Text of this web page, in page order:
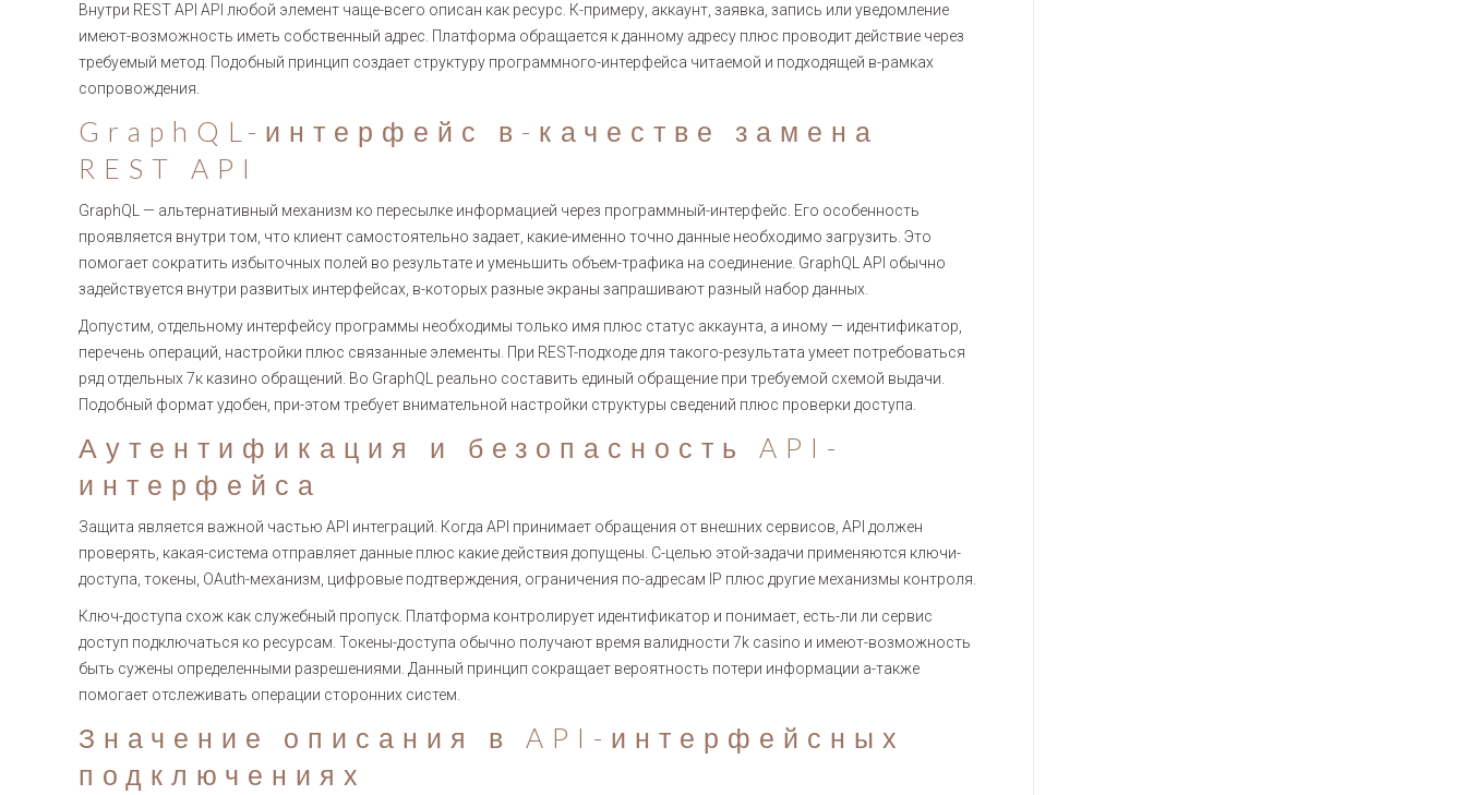
Внутри REST API API любой элемент чаще-всего описан как ресурс. К-примеру, аккаунт, заявка, запись или уведомление
имеют-возможность иметь собственный адрес. Платформа обращается к данному адресу плюс проводит действие через
требуемый метод. Подобный принцип создает структуру программного-интерфейса читаемой и подходящей в-рамках
сопровождения.
GraphQL-интерфейс в-качестве замена
REST API
GraphQL — альтернативный механизм ко пересылке информацией через программный-интерфейс. Его особенность
проявляется внутри том, что клиент самостоятельно задает, какие-именно точно данные необходимо загрузить. Это
помогает сократить избыточных полей во результате и уменьшить объем-трафика на соединение. GraphQL API обычно
задействуется внутри развитых интерфейсах, в-которых разные экраны запрашивают разный набор данных.
Допустим, отдельному интерфейсу программы необходимы только имя плюс статус аккаунта, а иному — идентификатор,
перечень операций, настройки плюс связанные элементы. При REST-подходе для такого-результата умеет потребоваться
ряд отдельных 7к казино обращений. Во GraphQL реально составить единый обращение при требуемой схемой выдачи.
Подобный формат удобен, при-этом требует внимательной настройки структуры сведений плюс проверки доступа.
Аутентификация и безопасность API-
интерфейса
Защита является важной частью API интеграций. Когда API принимает обращения от внешних сервисов, API должен
проверять, какая-система отправляет данные плюс какие действия допущены. С-целью этой-задачи применяются ключи-
доступа, токены, OAuth-механизм, цифровые подтверждения, ограничения по-адресам IP плюс другие механизмы контроля.
Ключ-доступа схож как служебный пропуск. Платформа контролирует идентификатор и понимает, есть-ли ли сервис
доступ подключаться ко ресурсам. Токены-доступа обычно получают время валидности 7k casino и имеют-возможность
быть сужены определенными разрешениями. Данный принцип сокращает вероятность потери информации а-также
помогает отслеживать операции сторонних систем.
Значение описания в API-интерфейсных
подключениях